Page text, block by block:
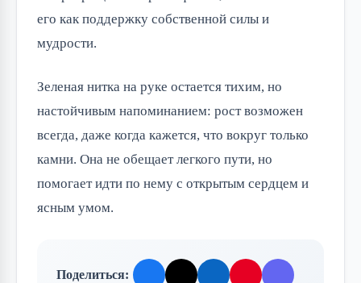
его как поддержку собственной силы и
мудрости.
Зеленая нитка на руке остается тихим, но
настойчивым напоминанием: рост возможен
всегда, даже когда кажется, что вокруг только
камни. Она не обещает легкого пути, но
помогает идти по нему с открытым сердцем и
ясным умом.
Поделиться: